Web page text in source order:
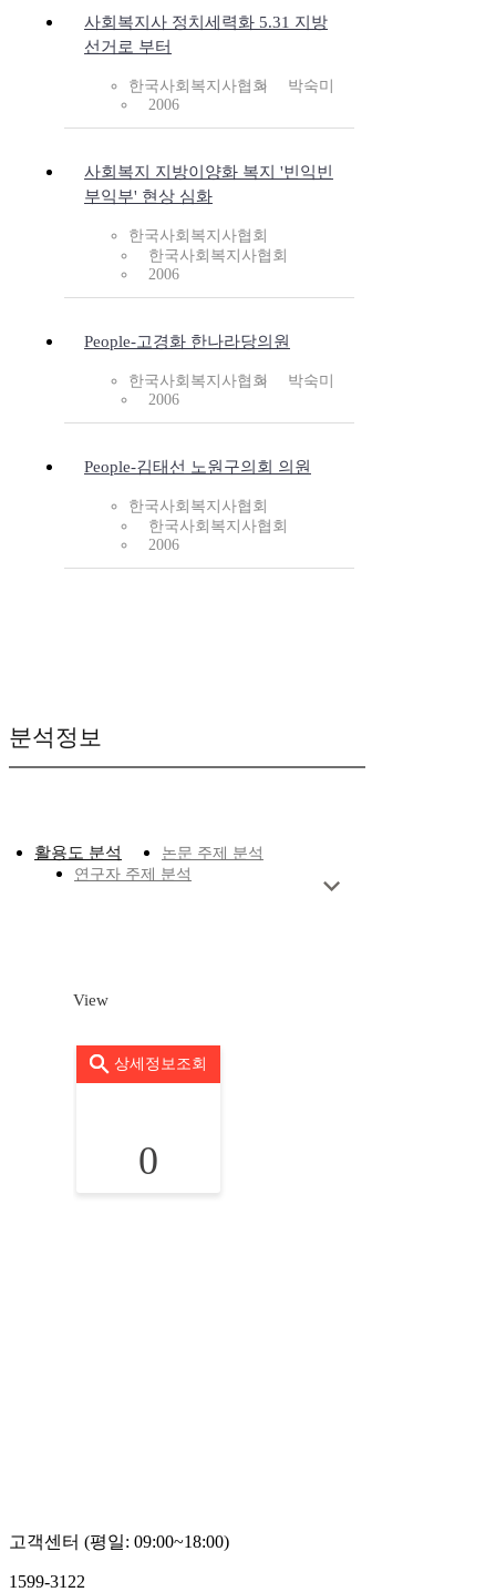
사회복지사 정치세력화 5.31 지방
선거로 부터
한국사회복지사협회
박숙미
2006
사회복지 지방이양화 복지 '빈익빈
부익부' 현상 심화
한국사회복지사협회
한국사회복지사협회
2006
People-고경화 한나라당의원
한국사회복지사협회
박숙미
2006
People-김태선 노원구의회 의원
한국사회복지사협회
한국사회복지사협회
2006
분석정보
활용도 분석
논문 주제 분석
연구자 주제 분석
View
상세정보조회
0
고객센터 (평일: 09:00~18:00)
1599-3122